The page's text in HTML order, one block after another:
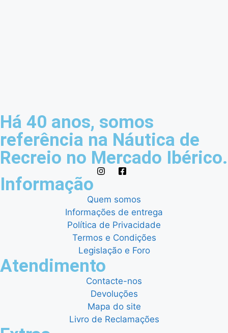
Há 40 anos, somos
referência na Náutica de
Recreio no Mercado Ibérico.
Informação
Quem somos
Informações de entrega
Política de Privacidade
Termos e Condições
Legislação e Foro
Atendimento
Contacte-nos
Devoluções
Mapa do site
Livro de Reclamações